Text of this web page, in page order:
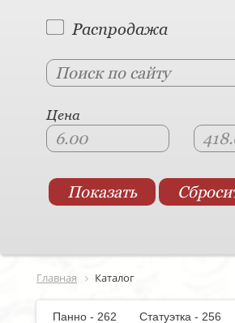
Распродажа
Цена
Главная Каталог
Панно - 262 Статуэтка - 256